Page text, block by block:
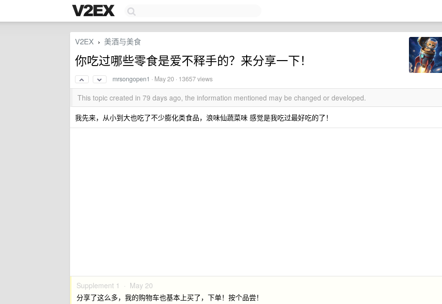
V2EX › 美酒与美食
你吃过哪些零食是爱不释手的？来分享一下！
mrsongopen1 · May 20 · 13657 views
This topic created in 79 days ago, the information mentioned may be changed or developed.
我先来，从小到大也吃了不少膨化类食品，浪味仙蔬菜味 感觉是我吃过最好吃的了！
Supplement 1 · May 20
分享了这么多，我的购物车也基本上买了，下单！按个品尝！